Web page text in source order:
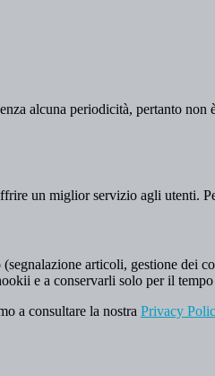
alcuna periodicità, pertanto
un miglior servizio agli utenti.
articoli, gestione
e a conservarli solo per il
a consultare la nostra Privacy